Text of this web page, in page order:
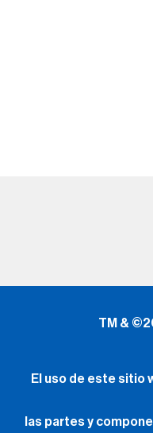
TM &
El uso de este sitio
las partes y